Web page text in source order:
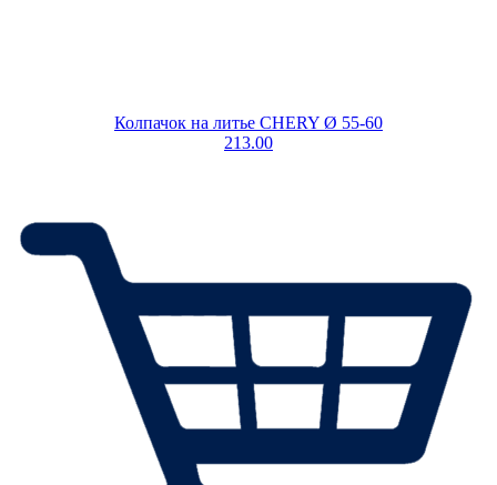
Колпачок на литье CHERY Ø 55-60
213.00